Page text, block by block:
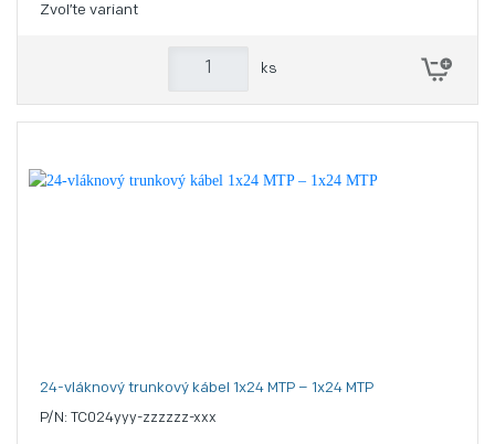
Zvoľte variant
ks
24-vláknový trunkový kábel 1x24 MTP – 1x24 MTP
P/N: TC024yyy-zzzzzz-xxx